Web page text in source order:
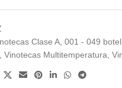
Clase A, 001 - 049
Vinotecas Multitemperatura